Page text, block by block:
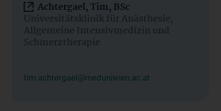
Achtergael, Tim, BSc
Universitätsklinik für Anästhesie,
Allgemeine Intensivmedizin und
Schmerztherapie
tim.achtergael@meduniwien.ac.at